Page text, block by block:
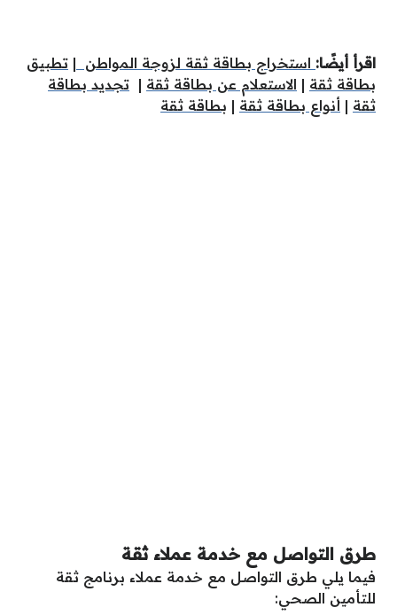
اقرأ أيضًا: استخراج بطاقة ثقة لزوجة المواطن | تطبيق
بطاقة ثقة | الاستعلام عن بطاقة ثقة | تجديد بطاقة
ثقة | أنواع بطاقة ثقة | بطاقة ثقة
طرق التواصل مع خدمة عملاء ثقة
فيما يلي طرق التواصل مع خدمة عملاء برنامج ثقة
للتأمين الصحي: